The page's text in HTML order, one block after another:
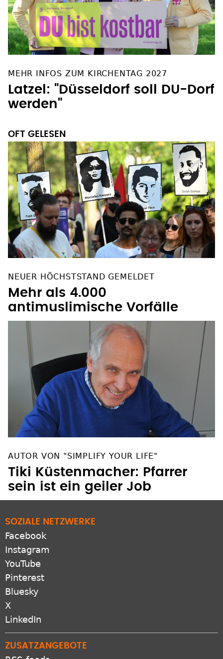
MEHR INFOS ZUM KIRCHENTAG 2027
Latzel: "Düsseldorf soll DU-Dorf
werden"
OFT GELESEN
NEUER HÖCHSTSTAND GEMELDET
Mehr als 4.000
antimuslimische Vorfälle
AUTOR VON "SIMPLIFY YOUR LIFE"
Tiki Küstenmacher: Pfarrer
sein ist ein geiler Job
SOZIALE NETZWERKE
Facebook
Instagram
YouTube
Pinterest
Bluesky
X
LinkedIn
ZUSATZANGEBOTE